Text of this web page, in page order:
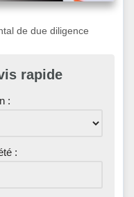
de due diligence
rapide
:
: